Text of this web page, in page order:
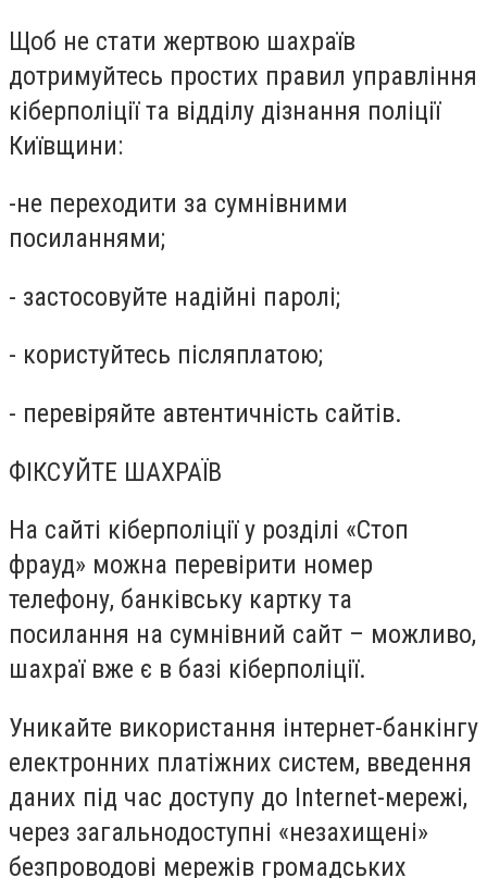
Щоб не стати жертвою шахраїв
дотримуйтесь простих правил управління
кіберполіції та відділу дізнання поліції
Київщини:
-не переходити за сумнівними
посиланнями;
- застосовуйте надійні паролі;
- користуйтесь післяплатою;
- перевіряйте автентичність сайтів.
ФІКСУЙТЕ ШАХРАЇВ
На сайті кіберполіції у розділі «Стоп
фрауд» можна перевірити номер
телефону, банківську картку та
посилання на сумнівний сайт – можливо,
шахраї вже є в базі кіберполіції.
Уникайте використання інтернет-банкінгу
електронних платіжних систем, введення
даних під час доступу до Internet-мережі,
через загальнодоступні «незахищені»
безпроводові мережів громадських